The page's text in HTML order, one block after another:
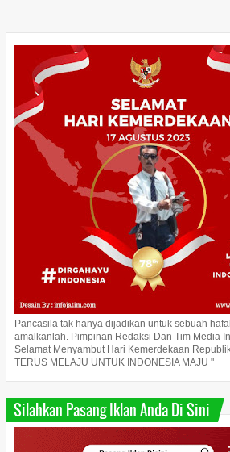
Pancasila tak hanya dijadikan untuk sebuah
amalkanlah. Pimpinan Redaksi Dan Tim Media
Selamat Menyambut Hari Kemerdekaan
TERUS MELAJU UNTUK INDONESIA MAJU "
Silahkan Pasang Iklan Anda Di Sini